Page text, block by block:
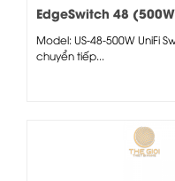
EdgeSwitch 48
Model: US-48-500W UniFi
chuyển tiếp...